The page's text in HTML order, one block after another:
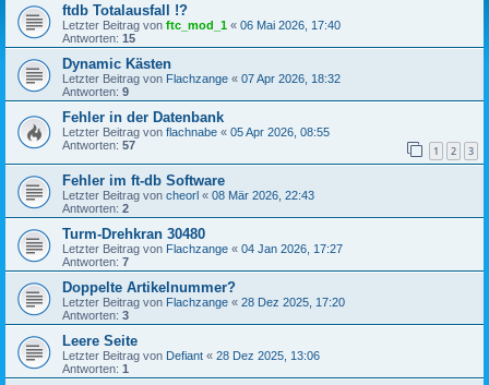
ftdb Totalausfall !?
Letzter Beitrag von ftc_mod_1 « 06 Mai 2026, 17:40
Antworten: 15
Dynamic Kästen
Letzter Beitrag von Flachzange « 07 Apr 2026, 18:32
Antworten: 9
Fehler in der Datenbank
Letzter Beitrag von flachnabe « 05 Apr 2026, 08:55
Antworten: 57 1 2 3
Fehler im ft-db Software
Letzter Beitrag von cheorl « 08 Mär 2026, 22:43
Antworten: 2
Turm-Drehkran 30480
Letzter Beitrag von Flachzange « 04 Jan 2026, 17:27
Antworten: 7
Doppelte Artikelnummer?
Letzter Beitrag von Flachzange « 28 Dez 2025, 17:20
Antworten: 3
Leere Seite
Letzter Beitrag von Defiant « 28 Dez 2025, 13:06
Antworten: 1